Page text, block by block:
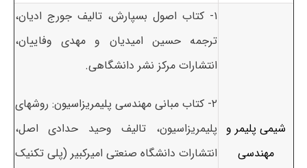
شیمی پلیمر و
مهندسی
۱- کتاب اصول بسپارش، تالیف جورج ادیان،
ترجمه حسین امیدیان و مهدی وفاییان،
انتشارات مرکز نشر دانشگاهی.
۲- کتاب مبانی مهندسی پلیمریزاسیون: روشهای
پلیمریزاسیون، تالیف وحید حدادی اصل،
انتشارات دانشگاه صنعتی امیرکبیر (پلی تکنیک